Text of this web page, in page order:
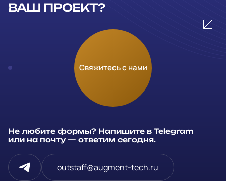
ВАШ ПРОЕКТ?
Свяжитесь с нами
Не любите формы? Напишите в Telegram
или на почту — ответим сегодня.
outstaff@augment-tech.ru
Оставьте заявку
Заполните и отправьте данные и мы свяжемся с вами в
течение рабочего дня
Компания